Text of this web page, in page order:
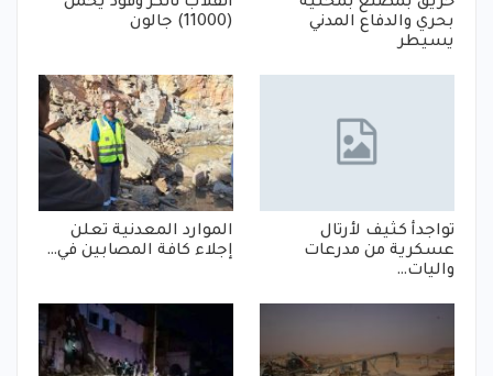
حريق بمصنع بمحلية
بحري والدفاع المدني
يسيطر
انقلاب تانكر وقود يحمل
(11000) جالون
تواجدأ كثيف لأرتال
عسكرية من مدرعات
واليات…
الموارد المعدنية تعلن
إجلاء كافة المصابين في…